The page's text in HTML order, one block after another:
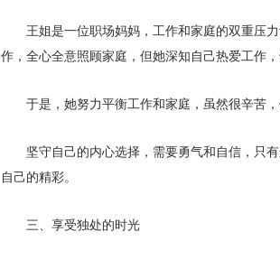
王姐是一位职场妈妈，工作和家庭的双重压
作，全心全意照顾家庭，但她深知自己热爱工作
于是，她努力平衡工作和家庭，虽然很辛苦，
坚守自己的内心选择，需要勇气和自信，只
自己的精彩。
三、享受独处的时光